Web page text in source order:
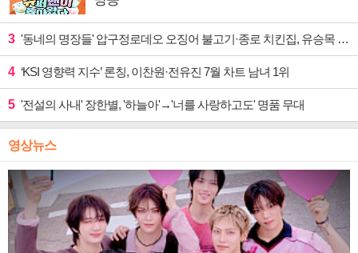
3 '동네의 명장들' 압구정로데오 오징어 불고기·종로 치킨집, 유승목 입맛 저격
4 ‘KSI 영향력 지수’ 론칭, 이찬원·전유진 7월 차트 남녀 1위
5 '전설의 사내' 장한별, '하늘아'→'너를 사랑하고도' 명품 무대
영상뉴스